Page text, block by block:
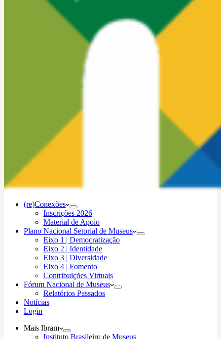
(re)Conexões
Inscrições 2026
Material de Apoio
Plano Nacional Setorial de Museus
Eixo 1 | Democratização
Eixo 2 | Identidade
Eixo 3 | Diversidade
Eixo 4 | Fomento
Contribuições Virtuais
Fórum Nacional de Museus
Relatórios Passados
Notícias
Login
Mais Ibram
Instituto Brasileiro de Museus